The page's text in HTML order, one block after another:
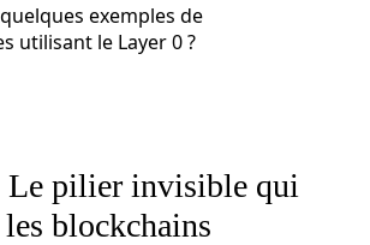
exemples de
utilisant le Layer 0 ?
Le pilier invisible qui
les blockchains